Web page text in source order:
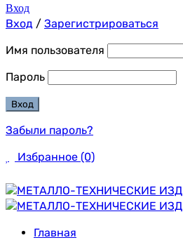
Вход
Вход / Зарегистрироваться
Имя пользователя
Пароль
Забыли пароль?
Избранное (0)
Главная